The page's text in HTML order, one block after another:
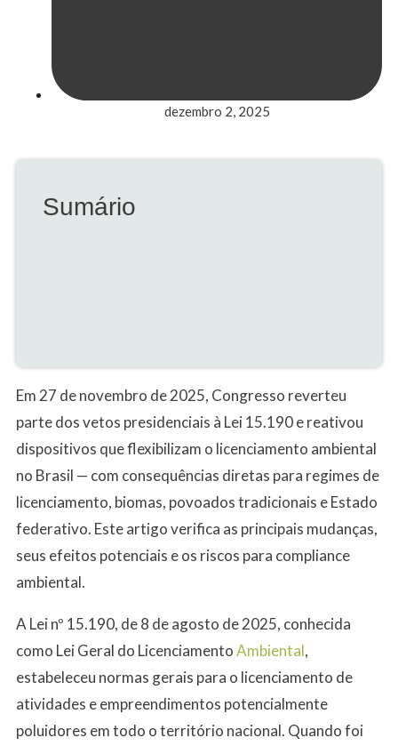
dezembro 2, 2025
Sumário
Em 27 de novembro de 2025, Congresso reverteu
parte dos vetos presidenciais à Lei 15.190 e reativou
dispositivos que flexibilizam o licenciamento ambiental
no Brasil — com consequências diretas para regimes de
licenciamento, biomas, povoados tradicionais e Estado
federativo. Este artigo verifica as principais mudanças,
seus efeitos potenciais e os riscos para compliance
ambiental.
A Lei nº 15.190, de 8 de agosto de 2025, conhecida
como Lei Geral do LicenciamentoAmbiental,
estabeleceu normas gerais para o licenciamento de
atividades e empreendimentos potencialmente
poluidores em todo o território nacional. Quando foi